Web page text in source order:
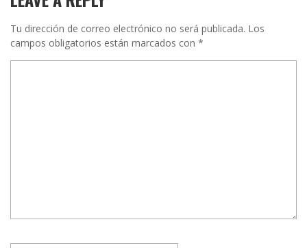
Tu dirección de correo electrónico no será publicada. Los
campos obligatorios están marcados con *